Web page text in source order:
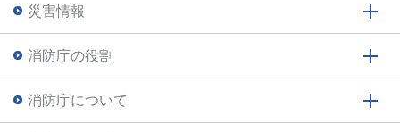
災害情報
消防庁の役割
消防庁について